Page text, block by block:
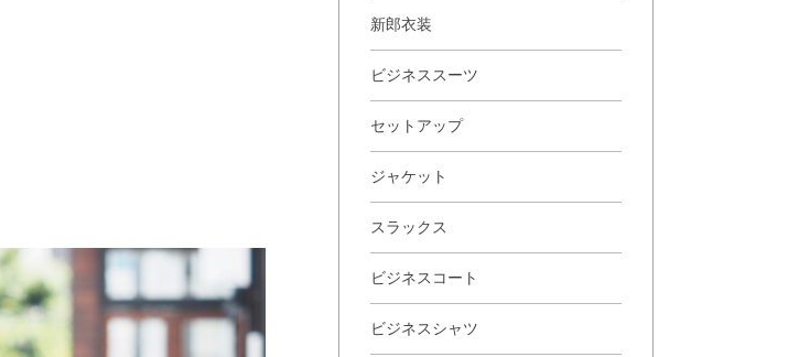
新郎衣装
ビジネススーツ
セットアップ
ジャケット
スラックス
ビジネスコート
ビジネスシャツ